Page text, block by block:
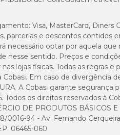
Visa, MasterCard, Diners
parcerias e descontos contidos
necessário optar por aquela
nesse sentido. Preços e
lojas físicas. Todas as regras
Em caso de divergência
A Cobasi garante segurança
Todos os direitos reservados à
DE PRODUTOS BÁSICOS
0016-94 - Av. Fernando
06465-060